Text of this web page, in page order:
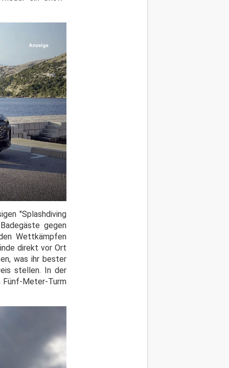
"Splashdiving
gegen
Wettkämpfen
direkt vor Ort
was ihr bester
stellen. In der
Fünf-Meter-Turm